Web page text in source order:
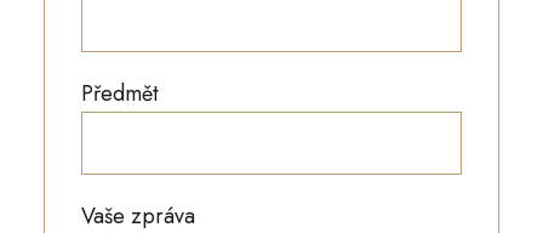
Předmět
Vaše zpráva